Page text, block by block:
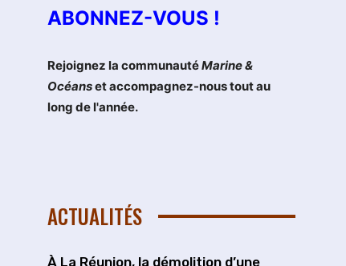
ABONNEZ-VOUS !
Rejoignez la communautéMarine &
Océanset accompagnez-nous tout au
long de l'année.
ACTUALITÉS
À La Réunion, la démolition d’une